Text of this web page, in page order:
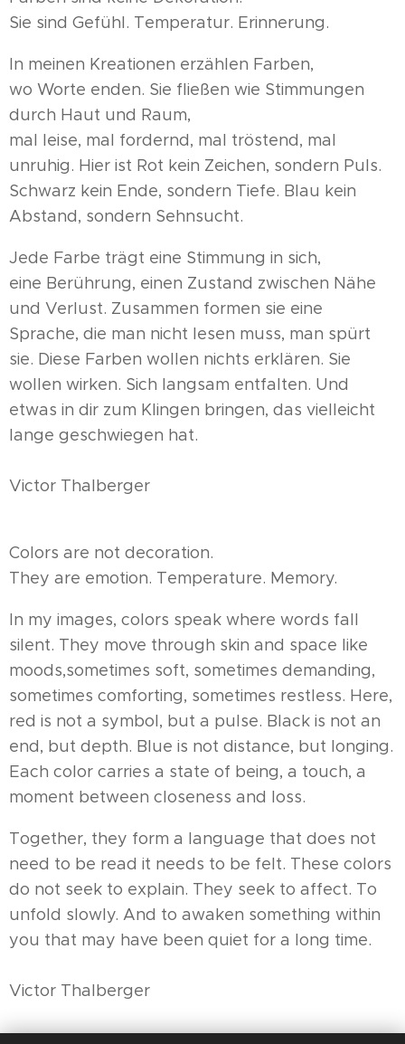
Sie sind Gefühl. Temperatur. Erinnerung.
In meinen Kreationen erzählen Farben,
wo Worte enden. Sie fließen wie Stimmungen
durch Haut und Raum,
mal leise, mal fordernd, mal tröstend, mal
unruhig. Hier ist Rot kein Zeichen, sondern Puls.
Schwarz kein Ende, sondern Tiefe. Blau kein
Abstand, sondern Sehnsucht.
Jede Farbe trägt eine Stimmung in sich,
eine Berührung, einen Zustand zwischen Nähe
und Verlust. Zusammen formen sie eine
Sprache, die man nicht lesen muss, man spürt
sie. Diese Farben wollen nichts erklären. Sie
wollen wirken. Sich langsam entfalten. Und
etwas in dir zum Klingen bringen, das vielleicht
lange geschwiegen hat.
Victor Thalberger
Colors are not decoration.
They are emotion. Temperature. Memory.
In my images, colors speak where words fall
silent. They move through skin and space like
moods,sometimes soft, sometimes demanding,
sometimes comforting, sometimes restless. Here,
red is not a symbol, but a pulse. Black is not an
end, but depth. Blue is not distance, but longing.
Each color carries a state of being, a touch, a
moment between closeness and loss.
Together, they form a language that does not
need to be read it needs to be felt. These colors
do not seek to explain. They seek to affect. To
unfold slowly. And to awaken something within
you that may have been quiet for a long time.
Victor Thalberger